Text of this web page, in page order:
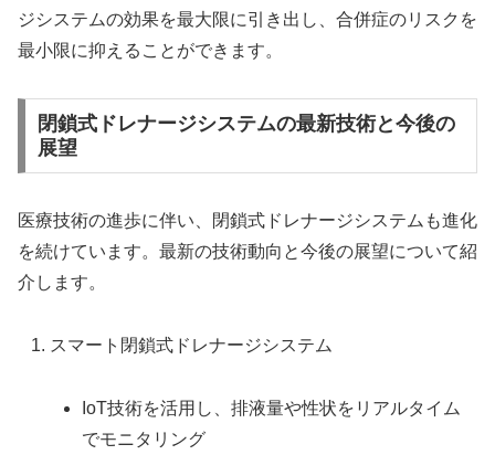
ジシステムの効果を最大限に引き出し、合併症のリスクを
最小限に抑えることができます。
閉鎖式ドレナージシステムの最新技術と今後の
展望
医療技術の進歩に伴い、閉鎖式ドレナージシステムも進化
を続けています。最新の技術動向と今後の展望について紹
介します。
スマート閉鎖式ドレナージシステム
IoT技術を活用し、排液量や性状をリアルタイム
でモニタリング